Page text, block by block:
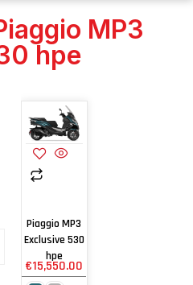
MP3
hpe
Piaggio MP3
Exclusive 530
hpe
€15,550.00